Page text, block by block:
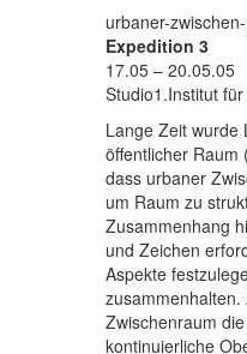
urbaner-
Expedition 3
17.05 – 20.05.05
Studio1.Institut
Lange Zeit wurde
öffentlicher Raum
dass urbaner
um Raum zu
Zusammenhang
und Zeichen
Aspekte
Zwischenraum
kontinuierliche